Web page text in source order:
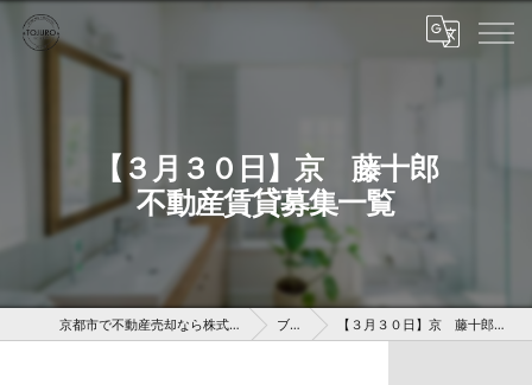
【３月３０日】京 藤十郎
不動産賃貸募集一覧
京都市で不動産売却なら株式会社京 藤十郎不動産 ブログ 【３月３０日】京 藤十郎不動産賃貸募集一覧